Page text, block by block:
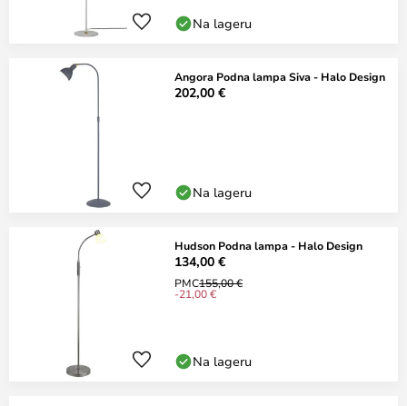
Na lageru
Angora Podna lampa Siva - Halo Design
202,00 €
Na lageru
Hudson Podna lampa - Halo Design
134,00 €
PMC155,00 €
-21,00 €
Na lageru